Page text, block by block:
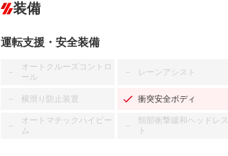
装備
運転支援・安全装備
－
オートクルーズコントロ
ール
－ レーンアシスト
－ 横滑り防止装置 衝突安全ボディ
－
オートマチックハイビー
ム
－
頸部衝撃緩和ヘッドレス
ト